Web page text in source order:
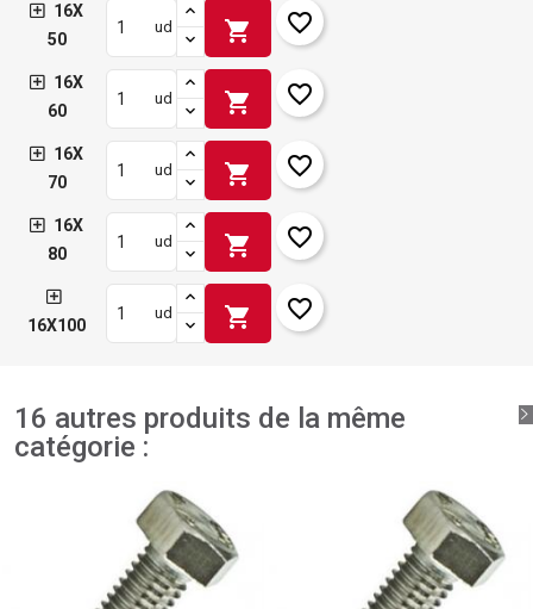
16X
50
ud shopping_cart favorite_border
16X
60
ud shopping_cart favorite_border
16X
70
ud shopping_cart favorite_border
16X
80
ud shopping_cart favorite_border
16X100
ud shopping_cart favorite_border
16 autres produits de la même
catégorie :